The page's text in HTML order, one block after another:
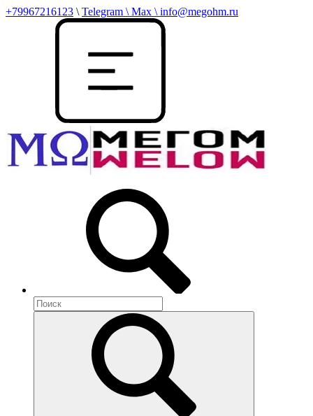
+79967216123 \ Telegram \ Max \ info@megohm.ru